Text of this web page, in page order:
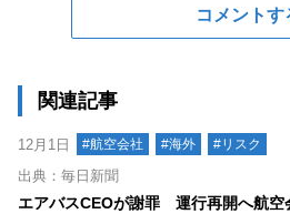
コメントす
関連記事
12月1日 #航空会社 #海外 #リスク
出典：毎日新聞
エアバスCEOが謝罪 運行再開へ航空